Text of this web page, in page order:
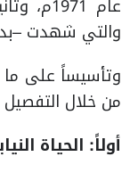
عام
والتي شهدت
وتأسيساً على ما
من خلال التفصيل
أولاً: الحياة